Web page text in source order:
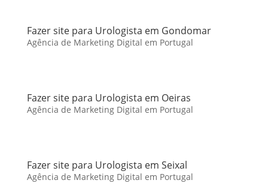
Fazer site para Urologista em Gondomar
Agência de Marketing Digital em Portugal
Fazer site para Urologista em Oeiras
Agência de Marketing Digital em Portugal
Fazer site para Urologista em Seixal
Agência de Marketing Digital em Portugal